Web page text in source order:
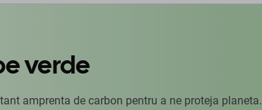
verde
amprenta de carbon pentru a ne proteja planeta.